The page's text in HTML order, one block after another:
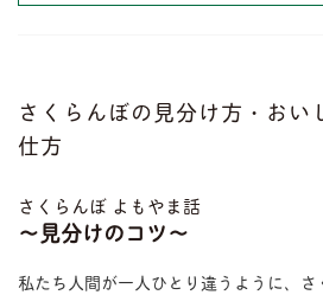
さくらんぼの見分け方・おい
仕方
さくらんぼ よもやま話
〜見分けのコツ〜
私たち人間が一人ひとり違うように、